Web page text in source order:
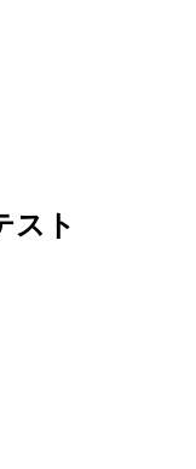
スト